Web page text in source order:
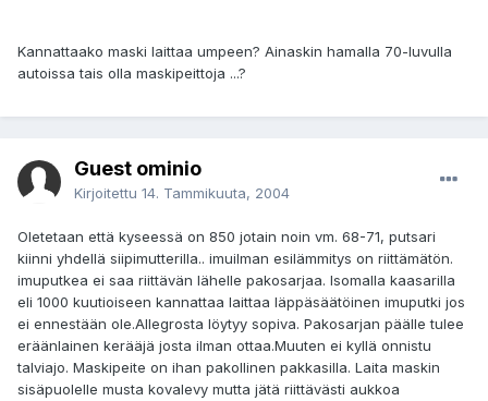
Kannattaako maski laittaa umpeen? Ainaskin hamalla 70-luvulla
autoissa tais olla maskipeittoja ...?
Guest ominio
Kirjoitettu 14. Tammikuuta, 2004
Oletetaan että kyseessä on 850 jotain noin vm. 68-71, putsari
kiinni yhdellä siipimutterilla.. imuilman esilämmitys on riittämätön.
imuputkea ei saa riittävän lähelle pakosarjaa. Isomalla kaasarilla
eli 1000 kuutioiseen kannattaa laittaa läppäsäätöinen imuputki jos
ei ennestään ole.Allegrosta löytyy sopiva. Pakosarjan päälle tulee
eräänlainen kerääjä josta ilman ottaa.Muuten ei kyllä onnistu
talviajo. Maskipeite on ihan pakollinen pakkasilla. Laita maskin
sisäpuolelle musta kovalevy mutta jätä riittävästi aukkoa